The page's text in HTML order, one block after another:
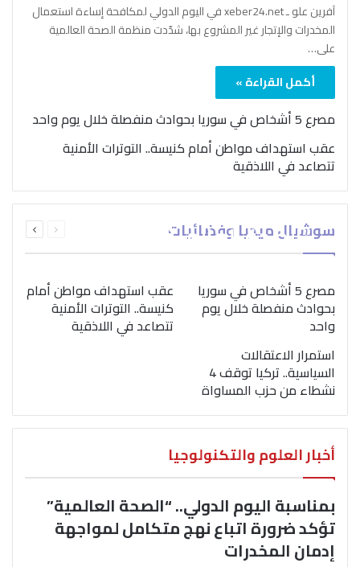
آفرين علو ـ xeber24.net في اليوم الدولي لمكافحة إساءة استعمال
المخدرات والإتجار غير المشروع بها، شدّدت منظمة الصحة العالمية
على…
أكمل القراءة »
مصرع 5 أشخاص في سوريا بحوادث منفصلة خلال يوم واحد
عقب استهداف مواطن أمام كنيسة.. التوترات الأمنية
تتصاعد في اللاذقية
سوشيال ميديا وفضائيات الصفحةالصفحة
بمناسبة اليوم الدولي..
“الصحة العالمية” تؤكد
ضرورة اتباع نهج متكامل
لمواجهة إدمان المخدرات
مصرع 5 أشخاص في سوريا
بحوادث منفصلة خلال يوم
واحد
عقب استهداف مواطن أمام
كنيسة.. التوترات الأمنية
تتصاعد في اللاذقية
استمرار الاعتقالات
السياسية.. تركيا توقف 4
نشطاء من حزب المساواة
أخبار العلوم والتكنولوجيا
بمناسبة اليوم الدولي.. “الصحة العالمية”
تؤكد ضرورة اتباع نهج متكامل لمواجهة
إدمان المخدرات